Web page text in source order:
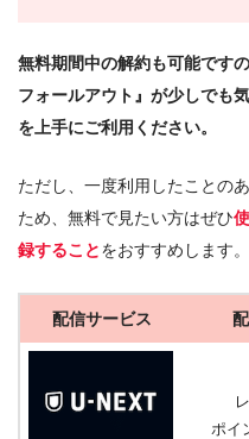
無料期間中の解約も可能です
フォールアウト』が少しでも
を上手にご利用ください。
ただし、一度利用したことの
ため、無料で見たい方はぜひ
録することをおすすめします。
配信サービス
ポイ